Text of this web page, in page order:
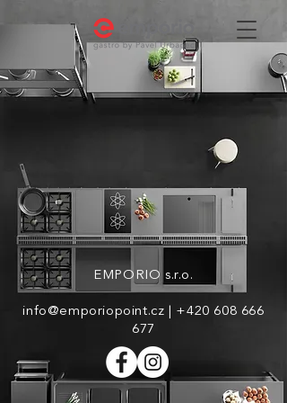
EMPORIO s.r.o.
info@emporiopoint.cz
+420 608 666
677